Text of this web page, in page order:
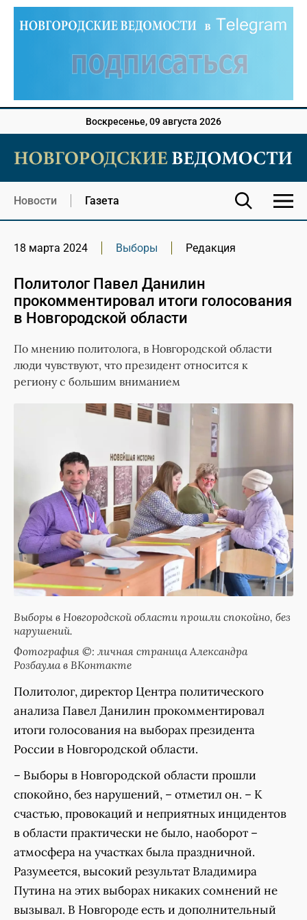
Воскресенье, 09 августа 2026
Новости Газета
18 марта 2024 Выборы Редакция
Политолог Павел Данилин
прокомментировал итоги голосования
в Новгородской области
По мнению политолога, в Новгородской области
люди чувствуют, что президент относится к
региону с большим вниманием
Выборы в Новгородской области прошли спокойно, без
нарушений.
Фотография ©: личная страница Александра
Розбаума в ВКонтакте
Политолог, директор Центра политического
анализа Павел Данилин прокомментировал
итоги голосования на выборах президента
России в Новгородской области.
– Выборы в Новгородской области прошли
спокойно, без нарушений, – отметил он. – К
счастью, провокаций и неприятных инцидентов
в области практически не было, наоборот –
атмосфера на участках была праздничной.
Разумеется, высокий результат Владимира
Путина на этих выборах никаких сомнений не
вызывал. В Новгороде есть и дополнительный